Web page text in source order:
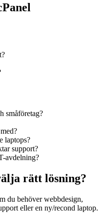
småföretag?
laptops?
support?
avdelning?
rätt lösning?
du behöver webbdesign,
eller en ny/recond laptop.